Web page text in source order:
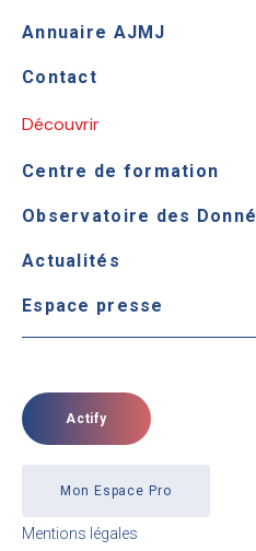
Annuaire AJMJ
Contact
Découvrir
Centre de formation
Observatoire des
Actualités
Espace presse
Actify
Mon Espace Pro
Mentions légales